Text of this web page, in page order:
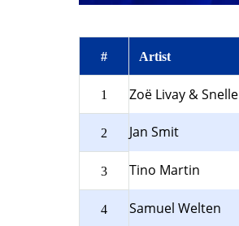
# Artist
1 Zoë Livay & Snelle
2 Jan Smit
3 Tino Martin
4 Samuel Welten